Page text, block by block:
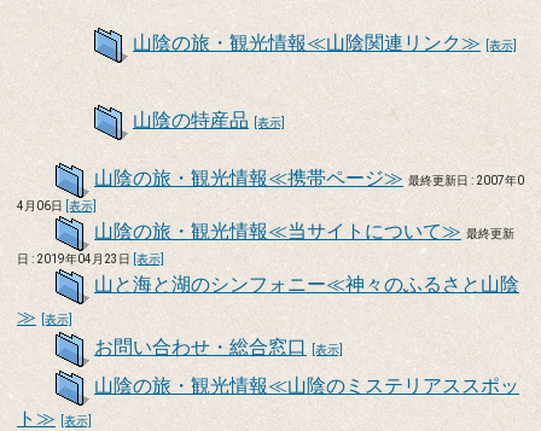
山陰の旅・観光情報≪山陰関連リンク≫ [表示]
山陰の特産品 [表示]
山陰の旅・観光情報≪携帯ページ≫ 最終更新日 : 2007年0
4月06日
[表示]
山陰の旅・観光情報≪当サイトについて≫ 最終更新
日 : 2019年04月23日
[表示]
山と海と湖のシンフォニー≪神々のふるさと山陰
≫
[表示]
お問い合わせ・総合窓口 [表示]
山陰の旅・観光情報≪山陰のミステリアススポッ
ト≫
[表示]